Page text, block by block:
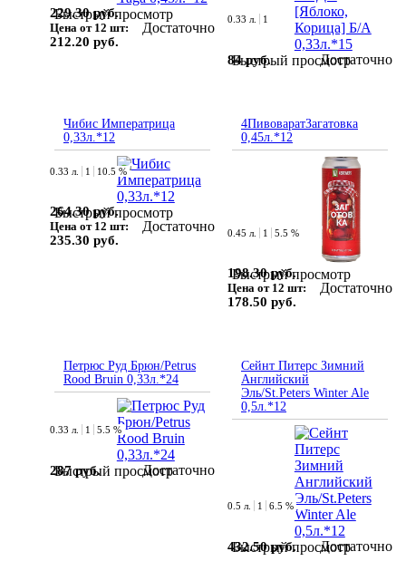
Быстрый просмотр
229.30 руб.
Цена от 12 шт:
212.20 руб.
Достаточно
Быстрый просмотр
0.33 л. 1
84 руб. Достаточно
Чибис Императрица
0,33л.*12
Быстрый просмотр
0.33 л. 1 10.5 %
264.30 руб.
Цена от 12 шт:
235.30 руб.
Достаточно
4ПивоваратЗагатовка
0,45л.*12
Быстрый просмотр
0.45 л. 1 5.5 %
198.30 руб.
Цена от 12 шт:
178.50 руб.
Достаточно
Петрюс Руд Брюн/Petrus
Rood Bruin 0,33л.*24
Быстрый просмотр
0.33 л. 1 5.5 %
287 руб. Достаточно
Сейнт Питерс Зимний
Английский
Эль/St.Peters Winter Ale
0,5л.*12
Быстрый просмотр
0.5 л. 1 6.5 %
432.50 руб. Достаточно